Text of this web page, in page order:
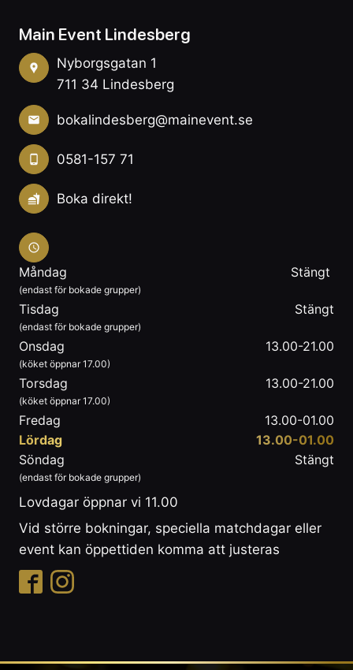
Main Event Lindesberg
Nyborgsgatan 1
711 34 Lindesberg
bokalindesberg@mainevent.se
0581-157 71
Boka direkt!
Måndag Stängt
(endast för bokade grupper)
Tisdag Stängt
(endast för bokade grupper)
Onsdag 13.00-21.00
(köket öppnar 17.00)
Torsdag 13.00-21.00
(köket öppnar 17.00)
Fredag
13.00-01.00
Lördag
13.00-01.00
Söndag
Stängt
(endast för bokade grupper)
Lovdagar öppnar vi 11.00
Vid större bokningar, speciella matchdagar eller
event kan öppettiden komma att justeras